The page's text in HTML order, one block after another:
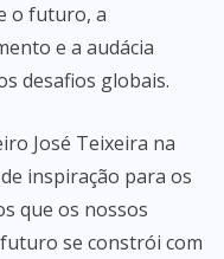
o futuro, a
e a audácia
desafios globais.
José Teixeira na
inspiração para os
que os nossos
se constrói com